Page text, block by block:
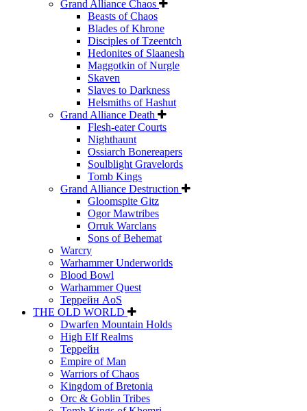
Grand Alliance Chaos
Beasts of Chaos
Blades of Khrone
Disciples of Tzeentch
Hedonites of Slaanesh
Maggotkin of Nurgle
Skaven
Slaves to Darkness
Helsmiths of Hashut
Grand Alliance Death
Flesh-eater Courts
Nighthaunt
Ossiarch Bonereapers
Soulblight Gravelords
Tomb Kings
Grand Alliance Destruction
Gloomspite Gitz
Ogor Mawtribes
Orruk Warclans
Sons of Behemat
Warcry
Warhammer Underworlds
Blood Bowl
Warhammer Quest
Террейн AoS
THE OLD WORLD
Dwarfen Mountain Holds
High Elf Realms
Террейн
Empire of Man
Warriors of Chaos
Kingdom of Bretonia
Orc & Goblin Tribes